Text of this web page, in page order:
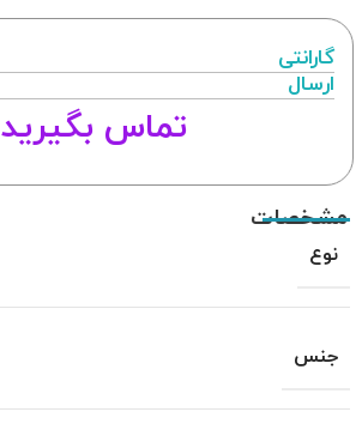
گارانتی
ارسال
تماس بگیرید
مشخصات
نوع
جنس